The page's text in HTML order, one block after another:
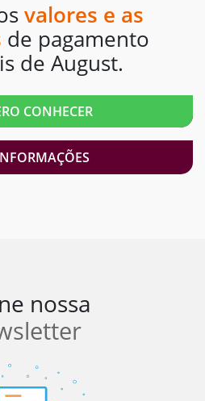
valores e as
de pagamento
de August.
CONHECER
nossa